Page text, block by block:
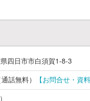
四日市市白須賀1-8-3
通話無料） 【お問合せ・資